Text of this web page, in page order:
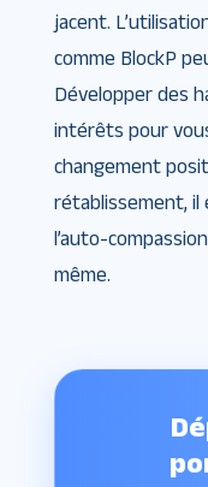
jacent.
comme BlockP
Développer des
intérêts pour
changement
rétablissement,
l’auto-
même.